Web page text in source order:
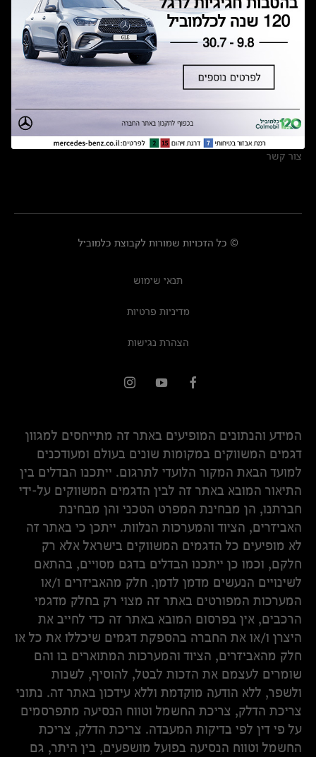
תקנון ימי מכירות 120 לכלמוביל
מצאו אותנו
אולמות תצוגה
מרכזי שירות
צור קשר
© כל הזכויות שמורות לקבוצת כלמוביל
תנאי שימוש
מדיניות פרטיות
הצהרת נגישות
המידע והנתונים המופיעים באתר זה מתייחסים למגוון
דגמים המשווקים במקומות שונים בעולם ומעודכנים
למועד הבאת המקור הלועדי לתרגום. ייתכנו הבדלים בין
התיאור המובא באתר זה לבין הדגמים המשווקים על-ידי
חברתנו, הן מבחינת המפרט הטכני והן מבחינת
האביזרים, הציוד והמערכות הנלוות. ייתכן כי באתר זה
לא מופיעים כל הדגמים המשווקים בישראל אלא רק
חלקם, וכמו כן ייתכנו הבדלים בדגם מסויים, בהתאם
לשינויים הנעשים מדמן לדמן. חלק מהאביזרים ו/או
המערכות המפורטים באתר זה מצוי רק בחלק מדגמי
הרכבים, אין בפרסום המובא באתר זה כדי לחייב את
היצרן ו/או את החברה בהספקת דגמים שיכללו את כל או
חלק מהאביזרים, הציוד והמערכות המתוארים בו והם
שומרים לעצמם את הזכות לבטל, להוסיף, לשנות
ולשפר, ללא הודעה מוקדמת וללא עידכון באתר זה. נתוני
צריכת הדלק, צריכת החשמל וטווח הנסיעה מתפרסמים
על פי דין לפי בדיקות המעבדה. צריכת הדלק, צריכת
החשמל וטווח הנסיעה בפועל מושפעים, בין היתר, גם